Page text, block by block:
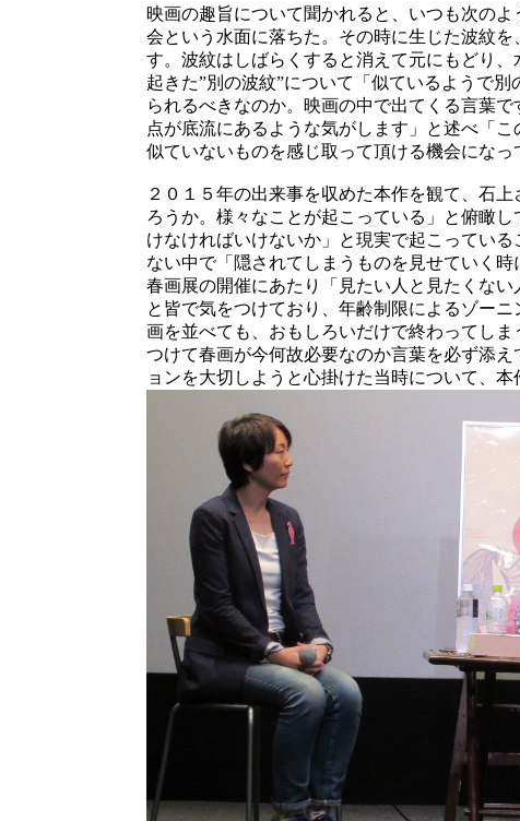
映画の趣旨について聞かれると、いつも次の
会という水面に落ちた。その時に生じた波紋
す。波紋はしばらくすると消えて元にもどり
起きた”別の波紋”について「似ているようで
られるべきなのか。映画の中で出てくる言葉
点が底流にあるような気がします」と述べ「
似ていないものを感じ取って頂ける機会になっ
２０１５年の出来事を収めた本作を観て、石
ろうか。様々なことが起こっている」と俯瞰
けなければいけないか」と現実で起こってい
ない中で「隠されてしまうものを見せていく
春画展の開催にあたり「見たい人と見たくな
と皆で気をつけており、年齢制限によるゾー
画を並べても、おもしろいだけで終わってし
つけて春画が今何故必要なのか言葉を必ず添
ョンを大切しようと心掛けた当時について、本